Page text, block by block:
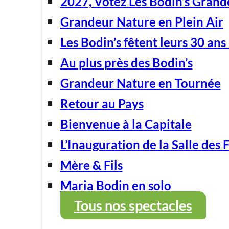
Grandeur Nature en Plein Air
Les Bodin’s fêtent leurs 30 ans
Au plus près des Bodin’s
Grandeur Nature en Tournée
Retour au Pays
Bienvenue à la Capitale
L’Inauguration de la Salle des
Mère & Fils
Maria Bodin en solo
Tous nos spectacles